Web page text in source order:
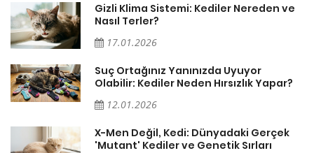
Gizli Klima Sistemi: Kediler Nereden ve
Nasıl Terler?
17.01.2026
Suç Ortağınız Yanınızda Uyuyor
Olabilir: Kediler Neden Hırsızlık Yapar?
12.01.2026
X-Men Değil, Kedi: Dünyadaki Gerçek
'Mutant' Kediler ve Genetik Sırları